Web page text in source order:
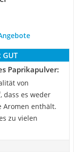
GUT
Paprikapulver:
von
dass es weder
Aromen enthält.
zu vielen